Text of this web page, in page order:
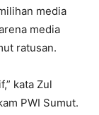
media
media
ratusan.
kata Zul
PWI Sumut.